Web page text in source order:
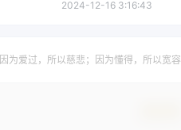
2024-12-16 3:16:43
因为爱过，所以慈悲；因为懂得，所以宽容